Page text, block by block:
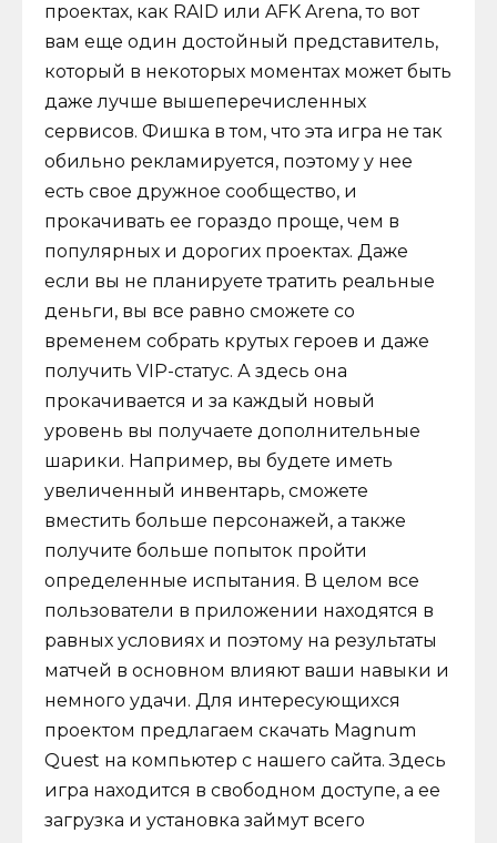
проектах, как RAID или AFK Arena, то вот
вам еще один достойный представитель,
который в некоторых моментах может быть
даже лучше вышеперечисленных
сервисов. Фишка в том, что эта игра не так
обильно рекламируется, поэтому у нее
есть свое дружное сообщество, и
прокачивать ее гораздо проще, чем в
популярных и дорогих проектах. Даже
если вы не планируете тратить реальные
деньги, вы все равно сможете со
временем собрать крутых героев и даже
получить VIP-статус. А здесь она
прокачивается и за каждый новый
уровень вы получаете дополнительные
шарики. Например, вы будете иметь
увеличенный инвентарь, сможете
вместить больше персонажей, а также
получите больше попыток пройти
определенные испытания. В целом все
пользователи в приложении находятся в
равных условиях и поэтому на результаты
матчей в основном влияют ваши навыки и
немного удачи. Для интересующихся
проектом предлагаем скачать Magnum
Quest на компьютер с нашего сайта. Здесь
игра находится в свободном доступе, а ее
загрузка и установка займут всего